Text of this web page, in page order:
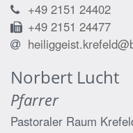
+49 2151 24402
+49 2151 24477
Norbert Lucht
Pfarrer
Pastoraler Raum